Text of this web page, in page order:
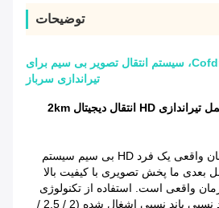
توضیحات
فرستنده بی سیم Cofdm، سیستم انتقال تصویر بی سیم برای
تیراندازی سرباز
تجهیزات نظامی سرباز حمل تیراندازی HD انتقال دیجیتال 2km
ST-6200DBPLUS در زمان واقعی یک فرد HD بی سیم سیستم
بعدی ما پخش تصویری با کیفیت بالا
واقعی است. استفاده از تکنولوژی
مدولاسیون COFDM، باند نسبی باند نسبی اشغال شده (2 / 2.5 /